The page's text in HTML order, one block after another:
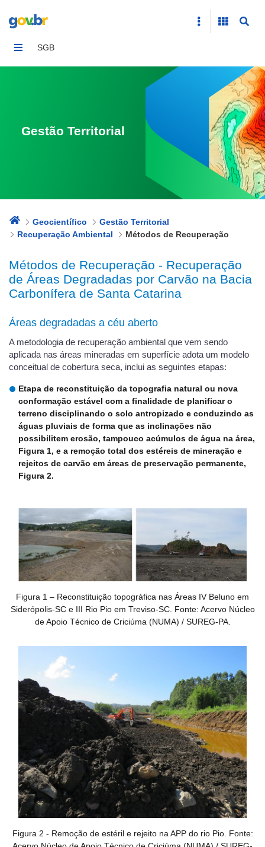
SGB
Gestão Territorial
Geocientífico
Gestão Territorial
Recuperação Ambiental
Métodos de Recuperação
Métodos de Recuperação - Recuperação
de Áreas Degradadas por Carvão na Bacia
Carbonífera de Santa Catarina
Áreas degradadas a céu aberto
A metodologia de recuperação ambiental que vem sendo
aplicada nas áreas mineradas em superfície adota um modelo
conceitual de cobertura seca, inclui as seguintes etapas:
Etapa de reconstituição da topografia natural ou nova
conformação estável com a finalidade de planificar o
terreno disciplinando o solo antropizado e conduzindo as
águas pluviais de forma que as inclinações não
possibilitem erosão, tampouco acúmulos de água na área,
Figura 1, e a remoção total dos estéreis de mineração e
rejeitos de carvão em áreas de preservação permanente,
Figura 2.
Figura 1 – Reconstituição topográfica nas Áreas IV Beluno em
Siderópolis-SC e III Rio Pio em Treviso-SC. Fonte: Acervo Núcleo
de Apoio Técnico de Criciúma (NUMA) / SUREG-PA.
Figura 2 - Remoção de estéril e rejeito na APP do rio Pio. Fonte: